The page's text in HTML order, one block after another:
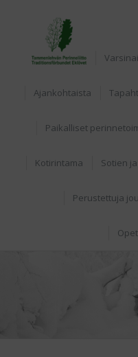
Ajankohtaista
Paikalliset
Kotirintama Sotien
Perustettuja